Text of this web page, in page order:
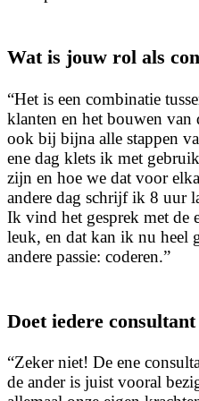
Wat is jouw rol als
“Het is een combinatie
klanten en het bouwen van
ook bij bijna alle stappen
ene dag klets ik met
zijn en hoe we dat voor
andere dag schrijf ik 8 uur
Ik vind het gesprek met de
leuk, en dat kan ik nu heel
andere passie: coderen.”
Doet iedere
“Zeker niet! De ene
de ander is juist vooral